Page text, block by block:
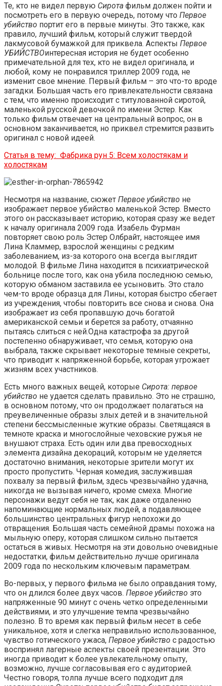
Те, кто не видел первую Сирота фильм должен пойти и
посмотреть его в первую очередь, потому что Первое
убийство портит его в первые минуты. Это также, как
правило, лучший фильм, который служит твердой
лакмусовой бумажкой для приквела. Аспекты Первое
УБИЙСТВОинтересная история не будет особенно
примечательной для тех, кто не видел оригинала, и
любой, кому не понравился триллер 2009 года, не
изменит свое мнение. Первый фильм – это что-то вроде
загадки. Большая часть его привлекательности связана
с тем, что именно происходит с титулованной сиротой,
маленькой русской девочкой по имени Эстер. Как
только фильм отвечает на центральный вопрос, он в
основном заканчивается, но приквел стремится развить
оригинал с новой идеей.
Статья в тему: Фабрика рун 5: Всем холостякам и
холостякам
Несмотря на название, сюжет Первое убийство не
изображает первое убийство маленькой Эстер. Вместо
этого он рассказывает историю, которая сразу же ведет
к началу оригинала 2009 года. Изабель Фурман
повторяет свою роль Эстер Олбрайт, настоящее имя
Лина Кламмер, взрослой женщины с редким
заболеванием, из-за которого она всегда выглядит
молодой. В фильме Лина находится в психиатрической
больнице после того, как она убила последнюю семью,
которую обманом заставила ее усыновить. Это стало
чем-то вроде образца для Лины, которая быстро сбегает
из учреждения, чтобы повторить все снова и снова. Она
изображает из себя пропавшую дочь богатой
американской семьи и берется за работу, отчаянно
пытаясь слиться с ней.Одна катастрофа за другой
постепенно обнаруживает, что семья, которую она
выбрала, также скрывает некоторые темные секреты,
что приводит к напряженной борьбе, которая угрожает
жизням всех участников.
Есть много важных вещей, которые Сирота: первое
убийство не удается сделать правильно. Это не страшно,
в основном потому, что он продолжает полагаться на
преувеличенные образы злых детей и в значительной
степени бессмысленные жуткие образы. Светящаяся в
темноте краска и многослойные чеховские ружья не
внушают страха. Есть один или два превосходных
элемента дизайна декораций, которым не уделяется
достаточно внимания, некоторые зрители могут их
просто пропустить. Черная комедия, заслужившая
похвалу за первый фильм, здесь чрезвычайно удачна,
никогда не вызывая ничего, кроме смеха. Многие
персонажи ведут себя не так, как даже отдаленно
напоминающие нормальных людей, а подавляющее
большинство центральных фигур непохожи до
отвращения. Большая часть семейной драмы похожа на
мыльную оперу, которая слишком сильно пытается
остаться в живых. Несмотря на эти довольно очевидные
недостатки, фильм действительно лучше оригинала
2009 года по нескольким ключевым параметрам.
Во-первых, у первого фильма не было оправдания тому,
что он длился более двух часов. Первое убийство это
напряженные 90 минут с очень четко определенными
действиями, и это улучшение темпа чрезвычайно
полезно. В то время как первый фильм несет в себе
уникальное, хотя и слегка неправильно использованное,
чувство готического ужаса, Первое убийство с радостью
воспринял лагерные аспекты своей презентации. Это
иногда приводит к более увлекательному опыту,
возможно, лучше согласовывая его с аудиторией.
Честно говоря, толпа лучше всего подходит для